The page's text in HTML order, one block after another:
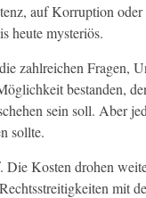
auf Korruption
heute mysteriös.
zahlreichen Fragen,
bestanden,
sein soll. Aber
sollte.
Kosten drohen
mit